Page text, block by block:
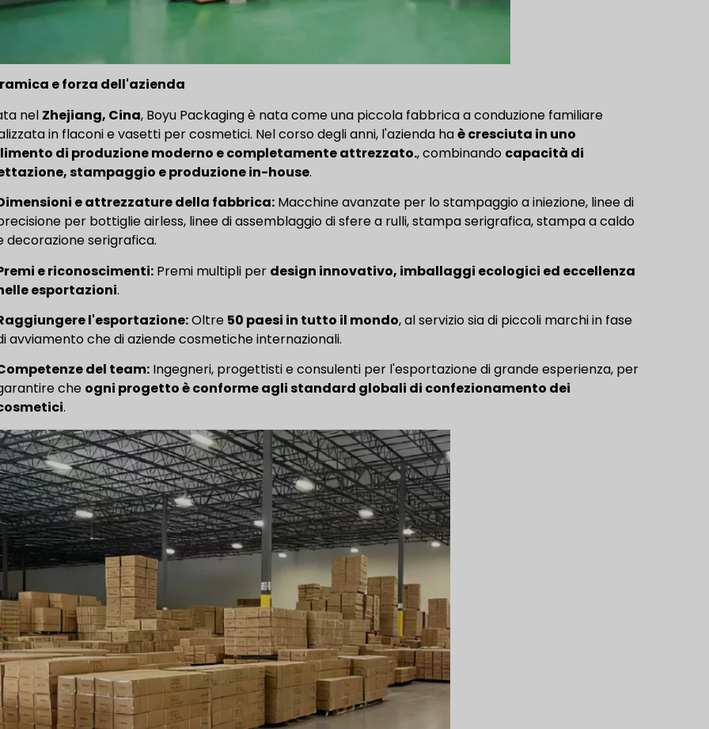
e forza dell'azienda
nel Zhejiang, Cina, Boyu Packaging è nata come una piccola fabbrica a conduzione familiare
in flaconi e vasetti per cosmetici. Nel corso degli anni, l'azienda haè cresciuta in uno
di produzione moderno e completamente attrezzato., combinando capacità di
stampaggio e produzione in-house.
e attrezzature della fabbrica: Macchine avanzate per lo stampaggio a iniezione, linee di
per bottiglie airless, linee di assemblaggio di sfere a rulli, stampa serigrafica, stampa a caldo
decorazione serigrafica.
e riconoscimenti: Premi multipli per design innovativo, imballaggi ecologici ed eccellenza
esportazioni.
l'esportazione:Oltre 50 paesi in tutto il mondo, al servizio sia di piccoli marchi in fase
avviamento che di aziende cosmetiche internazionali.
del team: Ingegneri, progettisti e consulenti per l'esportazione di grande esperienza, per
che ogni progetto è conforme agli standard globali di confezionamento dei
.